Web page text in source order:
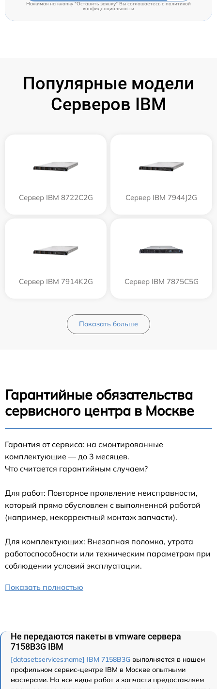
Нажимая на кнопку "Оставить заявку" Вы соглашаетесь c политикой
конфиденциальности
Популярные модели
Серверов IBM
Сервер IBM 8722C2G Сервер IBM 7944J2G
Сервер IBM 7914K2G Сервер IBM 7875C5G
Показать больше
Гарантийные обязательства
сервисного центра в Москве
Гарантия от сервиса: на смонтированные
комплектующие — до 3 месяцев.
Что считается гарантийным случаем?
Для работ: Повторное проявление неисправности,
который прямо обусловлен с выполненной работой
(например, некорректный монтаж запчасти).
Для комплектующих: Внезапная поломка, утрата
работоспособности или техническим параметрам при
соблюдении условий эксплуатации.
Показать полностью
Не передаются пакеты в vmware сервера
7158B3G IBM
[dataset:services:name] IBM 7158B3G выполняется в нашем
профильном сервис-центре IBM в Москве опытными
мастерами. На все виды работ и запчасти предоставляем